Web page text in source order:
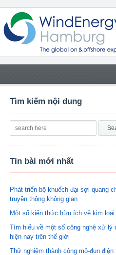
Tìm kiếm nội dung
Tin bài mới nhất
Phát triển bộ khuếch đại sợi quang
truyền thông không gian
Một số kiến thức hữu ích về kim loại
Tìm hiểu về một số công nghệ xử lý
hiện nay trên thế giới
Thử nghiệm thành công mô-đun